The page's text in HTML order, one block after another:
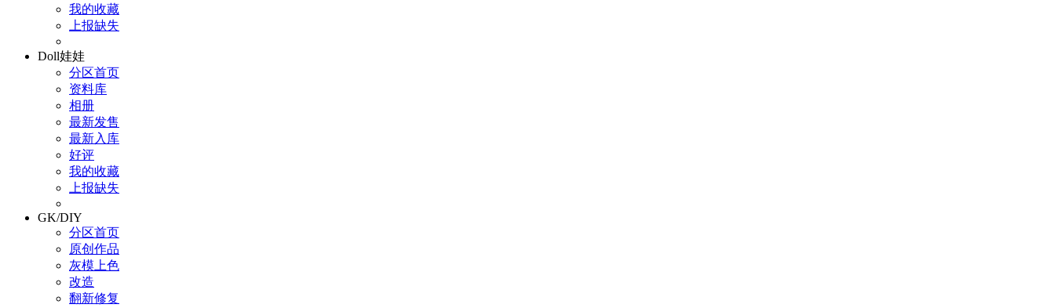
我的收藏
上报缺失
Doll娃娃
分区首页
资料库
相册
最新发售
最新入库
好评
我的收藏
上报缺失
GK/DIY
分区首页
原创作品
灰模上色
改造
翻新修复